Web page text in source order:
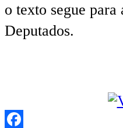
o texto segue para
Deputados.